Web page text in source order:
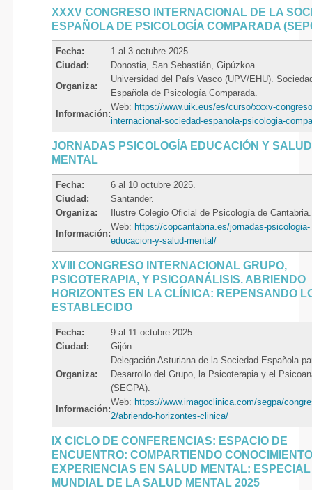
XXXV CONGRESO INTERNACIONAL DE LA
ESPAÑOLA DE PSICOLOGÍA COMPARADA
Fecha:
1 al 3 octubre 2025.
Ciudad:
Donostia, San Sebastián, Gipúzkoa.
Organiza:
Universidad del País Vasco (UPV/EHU).
Española de Psicología Comparada.
Información:
Web: https://www.uik.eus/es/curso/xxxv-
internacional-sociedad-espanola-psicologia-
JORNADAS PSICOLOGÍA EDUCACIÓN Y SALUD
MENTAL
Fecha:
6 al 10 octubre 2025.
Ciudad:
Santander.
Organiza:
Ilustre Colegio Oficial de Psicología de Cantabria.
Información:
Web: https://copcantabria.es/jornadas-psicologia-
educacion-y-salud-mental/
XVIII CONGRESO INTERNACIONAL GRUPO,
PSICOTERAPIA, Y PSICOANÁLISIS. ABRIENDO
HORIZONTES EN LA CLÍNICA: REPENSANDO
ESTABLECIDO
Fecha:
9 al 11 octubre 2025.
Ciudad:
Gijón.
Organiza:
Delegación Asturiana de la Sociedad Española
Desarrollo del Grupo, la Psicoterapia y el
(SEGPA).
Información:
Web: https://www.imagoclinica.com/segpa/
2/abriendo-horizontes-clinica/
IX CICLO DE CONFERENCIAS: ESPACIO DE
ENCUENTRO: COMPARTIENDO
EXPERIENCIAS EN SALUD MENTAL:
MUNDIAL DE LA SALUD MENTAL 2025